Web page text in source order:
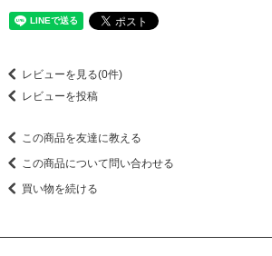
レビューを見る(0件)
レビューを投稿
この商品を友達に教える
この商品について問い合わせる
買い物を続ける